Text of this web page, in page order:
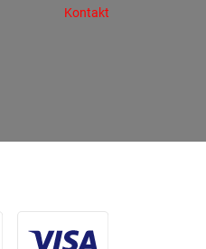
Kontakt